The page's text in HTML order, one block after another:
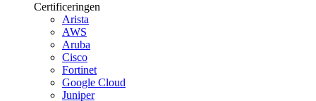
Certificeringen
Arista
AWS
Aruba
Cisco
Fortinet
Google Cloud
Juniper